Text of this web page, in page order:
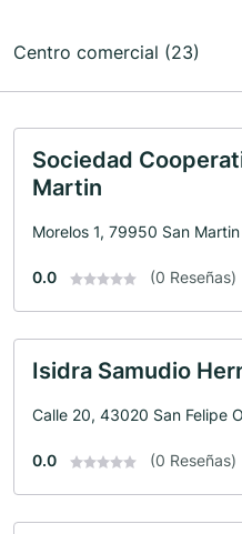
Centro comercial (23)
Sociedad
Martin
Morelos 1, 79950 San Martin
0.0 (0 Reseñas)
Isidra Samudio
Calle 20, 43020 San Felipe
0.0 (0 Reseñas)